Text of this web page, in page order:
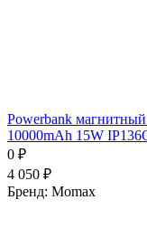
Powerbank
10000mAh 15W
0 ₽
4 050 ₽
Бренд: Momax